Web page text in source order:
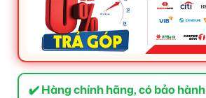
✔️ Hàng chính hãng, có bảo hành